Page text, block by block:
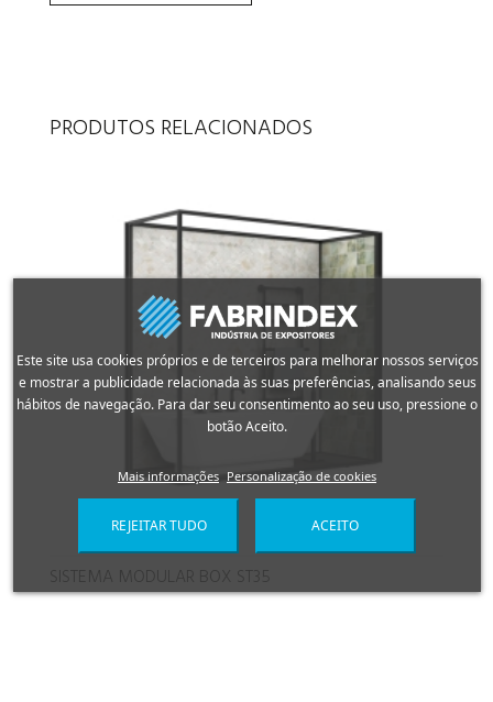
PRODUTOS RELACIONADOS
Este site usa cookies próprios e de terceiros para melhorar nossos serviços
e mostrar a publicidade relacionada às suas preferências, analisando seus
hábitos de navegação. Para dar seu consentimento ao seu uso, pressione o
botão Aceito.
Mais informações Personalização de cookies
REJEITAR TUDO ACEITO